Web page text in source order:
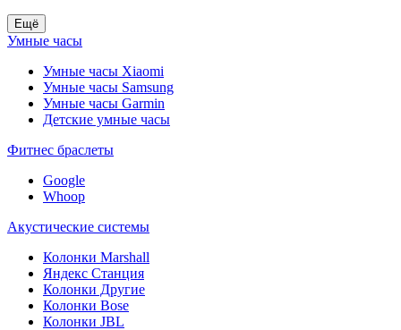
Ещё
Умные часы
Умные часы Xiaomi
Умные часы Samsung
Умные часы Garmin
Детские умные часы
Фитнес браслеты
Google
Whoop
Акустические системы
Колонки Marshall
Яндекс Станция
Колонки Другие
Колонки Bose
Колонки JBL